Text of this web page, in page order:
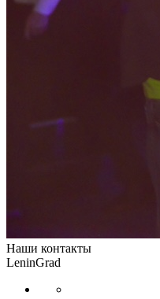
Наши контакты
LeninGrad